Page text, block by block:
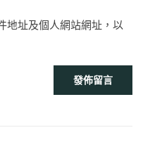
地址及個人網站網址，以